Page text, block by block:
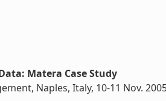
Matera Case Study
Naples, Italy, 10-11 Nov.